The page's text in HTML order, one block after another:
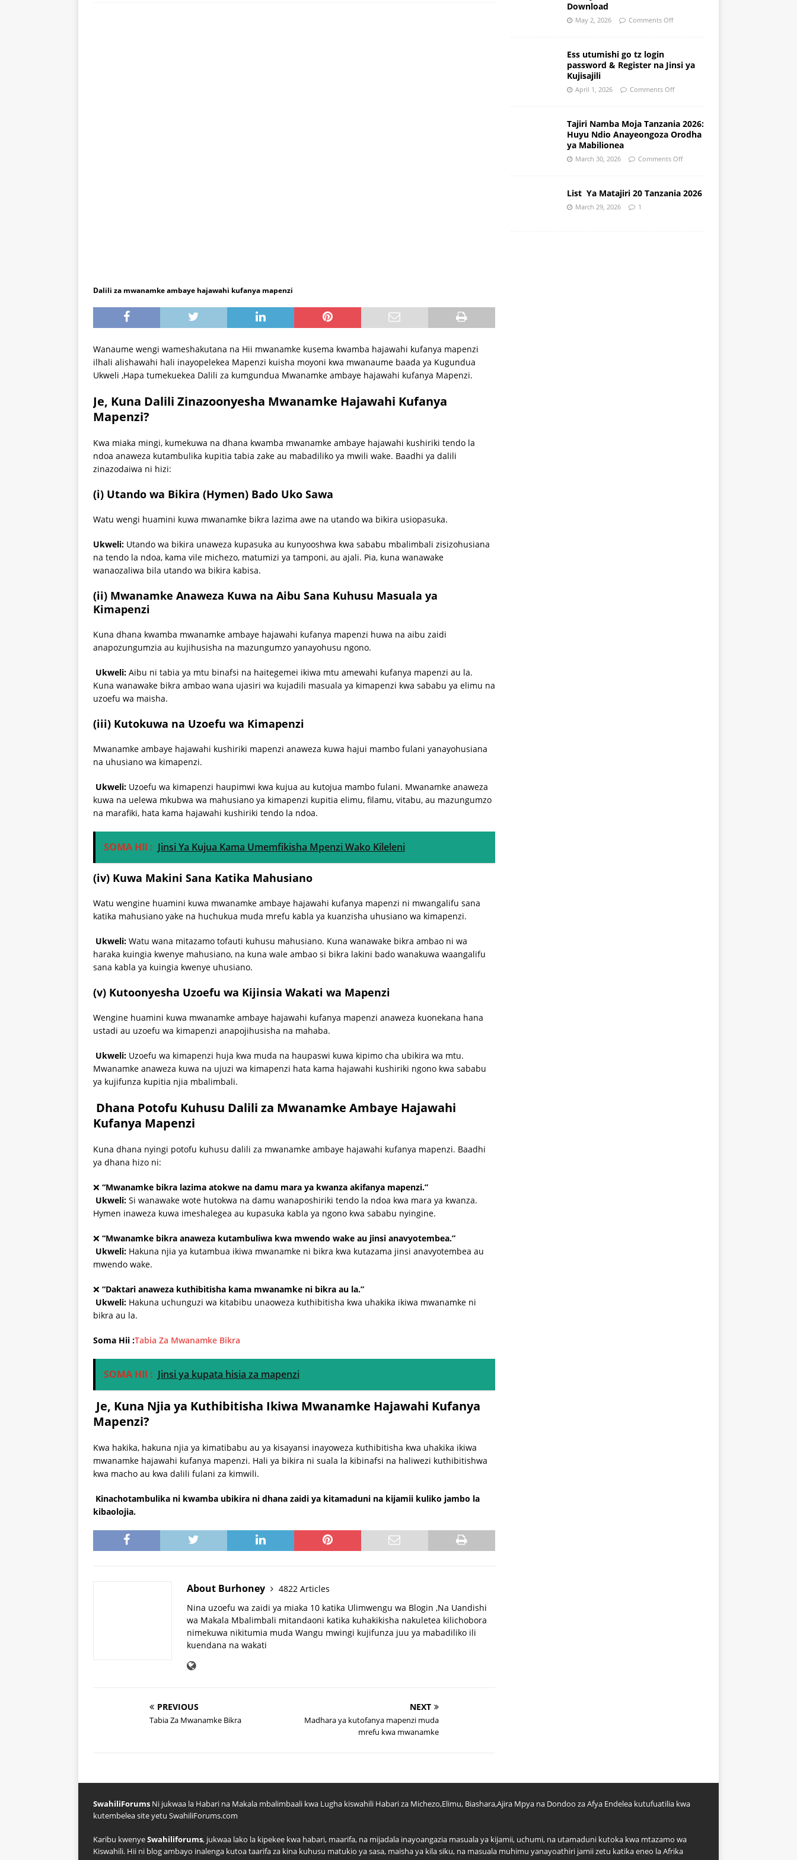
Dalili za mwanamke ambaye hajawahi kufanya mapenzi
Wanaume wengi wameshakutana na Hii mwanamke kusema kwamba hajawahi kufanya mapenzi
ilhali alishawahi hali inayopelekea Mapenzi kuisha moyoni kwa mwanaume baada ya Kugundua
Ukweli ,Hapa tumekuekea Dalili za kumgundua Mwanamke ambaye hajawahi kufanya Mapenzi.
Je, Kuna Dalili Zinazoonyesha Mwanamke Hajawahi Kufanya
Mapenzi?
Kwa miaka mingi, kumekuwa na dhana kwamba mwanamke ambaye hajawahi kushiriki tendo la
ndoa anaweza kutambulika kupitia tabia zake au mabadiliko ya mwili wake. Baadhi ya dalili
zinazodaiwa ni hizi:
(i) Utando wa Bikira (Hymen) Bado Uko Sawa
Watu wengi huamini kuwa mwanamke bikra lazima awe na utando wa bikira usiopasuka.
Ukweli: Utando wa bikira unaweza kupasuka au kunyooshwa kwa sababu mbalimbali zisizohusiana
na tendo la ndoa, kama vile michezo, matumizi ya tamponi, au ajali. Pia, kuna wanawake
wanaozaliwa bila utando wa bikira kabisa.
(ii) Mwanamke Anaweza Kuwa na Aibu Sana Kuhusu Masuala ya
Kimapenzi
Kuna dhana kwamba mwanamke ambaye hajawahi kufanya mapenzi huwa na aibu zaidi
anapozungumzia au kujihusisha na mazungumzo yanayohusu ngono.
Ukweli: Aibu ni tabia ya mtu binafsi na haitegemei ikiwa mtu amewahi kufanya mapenzi au la.
Kuna wanawake bikra ambao wana ujasiri wa kujadili masuala ya kimapenzi kwa sababu ya elimu na
uzoefu wa maisha.
(iii) Kutokuwa na Uzoefu wa Kimapenzi
Mwanamke ambaye hajawahi kushiriki mapenzi anaweza kuwa hajui mambo fulani yanayohusiana
na uhusiano wa kimapenzi.
Ukweli: Uzoefu wa kimapenzi haupimwi kwa kujua au kutojua mambo fulani. Mwanamke anaweza
kuwa na uelewa mkubwa wa mahusiano ya kimapenzi kupitia elimu, filamu, vitabu, au mazungumzo
na marafiki, hata kama hajawahi kushiriki tendo la ndoa.
SOMA HII : Jinsi Ya Kujua Kama Umemfikisha Mpenzi Wako Kileleni
(iv) Kuwa Makini Sana Katika Mahusiano
Watu wengine huamini kuwa mwanamke ambaye hajawahi kufanya mapenzi ni mwangalifu sana
katika mahusiano yake na huchukua muda mrefu kabla ya kuanzisha uhusiano wa kimapenzi.
Ukweli: Watu wana mitazamo tofauti kuhusu mahusiano. Kuna wanawake bikra ambao ni wa
haraka kuingia kwenye mahusiano, na kuna wale ambao si bikra lakini bado wanakuwa waangalifu
sana kabla ya kuingia kwenye uhusiano.
(v) Kutoonyesha Uzoefu wa Kijinsia Wakati wa Mapenzi
Wengine huamini kuwa mwanamke ambaye hajawahi kufanya mapenzi anaweza kuonekana hana
ustadi au uzoefu wa kimapenzi anapojihusisha na mahaba.
Ukweli: Uzoefu wa kimapenzi huja kwa muda na haupaswi kuwa kipimo cha ubikira wa mtu.
Mwanamke anaweza kuwa na ujuzi wa kimapenzi hata kama hajawahi kushiriki ngono kwa sababu
ya kujifunza kupitia njia mbalimbali.
Dhana Potofu Kuhusu Dalili za Mwanamke Ambaye Hajawahi
Kufanya Mapenzi
Kuna dhana nyingi potofu kuhusu dalili za mwanamke ambaye hajawahi kufanya mapenzi. Baadhi
ya dhana hizo ni:
❌ “Mwanamke bikra lazima atokwe na damu mara ya kwanza akifanya mapenzi.”
Ukweli: Si wanawake wote hutokwa na damu wanaposhiriki tendo la ndoa kwa mara ya kwanza.
Hymen inaweza kuwa imeshalegea au kupasuka kabla ya ngono kwa sababu nyingine.
❌ “Mwanamke bikra anaweza kutambuliwa kwa mwendo wake au jinsi anavyotembea.”
Ukweli: Hakuna njia ya kutambua ikiwa mwanamke ni bikra kwa kutazama jinsi anavyotembea au
mwendo wake.
❌ “Daktari anaweza kuthibitisha kama mwanamke ni bikra au la.”
Ukweli: Hakuna uchunguzi wa kitabibu unaoweza kuthibitisha kwa uhakika ikiwa mwanamke ni
bikra au la.
Soma Hii :Tabia Za Mwanamke Bikra
SOMA HII : Jinsi ya kupata hisia za mapenzi
Je, Kuna Njia ya Kuthibitisha Ikiwa Mwanamke Hajawahi Kufanya
Mapenzi?
Kwa hakika, hakuna njia ya kimatibabu au ya kisayansi inayoweza kuthibitisha kwa uhakika ikiwa
mwanamke hajawahi kufanya mapenzi. Hali ya bikira ni suala la kibinafsi na haliwezi kuthibitishwa
kwa macho au kwa dalili fulani za kimwili.
Kinachotambulika ni kwamba ubikira ni dhana zaidi ya kitamaduni na kijamii kuliko jambo la
kibaolojia.
About Burhoney
4822 Articles
Nina uzoefu wa zaidi ya miaka 10 katika Ulimwengu wa Blogin ,Na Uandishi
wa Makala Mbalimbali mitandaoni katika kuhakikisha nakuletea kilichobora
nimekuwa nikitumia muda Wangu mwingi kujifunza juu ya mabadiliko ili
kuendana na wakati
PREVIOUS
Tabia Za Mwanamke Bikra
NEXT
Madhara ya kutofanya mapenzi muda
mrefu kwa mwanamke
Download
May 2, 2026 Comments Off
Ess utumishi go tz login
password & Register na Jinsi ya
Kujisajili
April 1, 2026 Comments Off
Tajiri Namba Moja Tanzania 2026:
Huyu Ndio Anayeongoza Orodha
ya Mabilionea
March 30, 2026 Comments Off
List Ya Matajiri 20 Tanzania 2026
March 29, 2026 1
SwahiliForums Ni jukwaa la Habari na Makala mbalimbaali kwa Lugha kiswahili Habari za Michezo,Elimu, Biashara,Ajira Mpya na Dondoo za Afya Endelea kutufuatilia kwa
kutembelea site yetu SwahiliForums.com
Karibu kwenyeSwahiliforums, jukwaa lako la kipekee kwa habari, maarifa, na mijadala inayoangazia masuala ya kijamii, uchumi, na utamaduni kutoka kwa mtazamo wa
Kiswahili. Hii ni blog ambayo inalenga kutoa taarifa za kina kuhusu matukio ya sasa, maisha ya kila siku, na masuala muhimu yanayoathiri jamii zetu katika eneo la Afrika